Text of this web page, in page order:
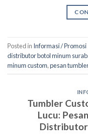
Posted in Informasi / Promosi
distributor botol minum
minum custom,pesan
Tumbler
Lucu:
Distributor